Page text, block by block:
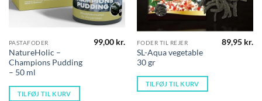
PASTAFODER
NatureHolic –
Champions Pudding
– 50 ml
99,00 kr.
TILFØJ TIL KURV
FODER TIL REJER
SL-Aqua vegetable
30 gr
89,95 kr.
TILFØJ TIL KURV